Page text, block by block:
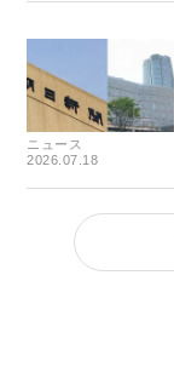
ニュース
2026.07.18